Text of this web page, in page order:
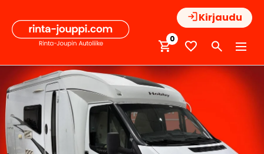
sisältöön
Kirjaudu
0